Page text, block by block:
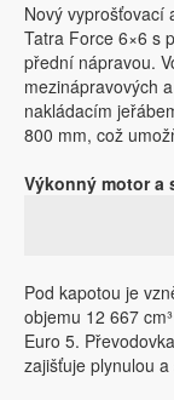
Nový vyprošťovací
Tatra Force 6×6 s
přední nápravou.
mezinápravových
nakládacím
800 mm, což
Výkonný motor a
Pod kapotou je
objemu 12 667
Euro 5.
zajišťuje plynulou